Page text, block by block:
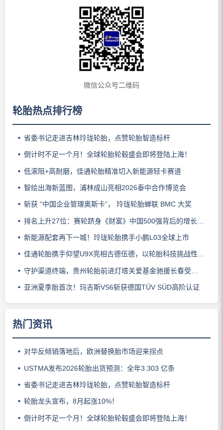
微信公众号二维码
轮胎热点排行榜
省委书记走进吉林玲珑轮胎，点赞轮胎智造标杆
倒计时不足一个月！全球轮胎轮毂盛会即将登陆上海！
低滚阻+高耐磨，佳通轮胎精准切入新能源轻卡赛道
智绘出海新蓝图，浦林成山亮相2026泰中合作博览会
斩获 “中国企业管理奥斯卡”， 玲珑轮胎蝉联 BMC 大奖
排名上升27位：赛轮跻身《财富》中国500强背后的增长逻辑
新能源配套再下一城！玲珑轮胎携手小鹏L03全球上市
佳通轮胎携手仰望U9X亮相古德伍德，以轮胎科技挑战性能边界
守护渠道终端，贵州轮胎前进灯塔关爱基金驰援长春受灾门店
亚洲夏季胎首次！玛吉斯VS6斩获德国TÜV SÜD高阶认证
热门资讯
对华反倾销落地后，欧洲替换胎市场迎来拐点
USTMA发布2026轮胎出货预测：全年3.303 亿条
省委书记走进吉林玲珑轮胎，点赞轮胎智造标杆
轮胎龙头宣布，8月起涨10%！
倒计时不足一个月！全球轮胎轮毂盛会即将登陆上海！